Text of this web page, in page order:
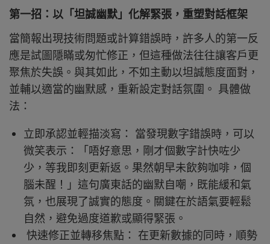
第一招：以「坦誠幽默」化解緊張，重塑對話框架
當簡報出現技術問題或計算錯誤時，許多人的第一反
應是試圖隱瞞或匆忙修正，但這種做法往往讓客戶更
聚焦於失誤。與其如此，不如主動以坦誠態度面對，
並輔以適當的幽默感，重新設定對話氛圍。 具體做
法：
立即承認並輕描淡寫： 當發現數字錯誤時，可以
微笑表示：「唔好意思，剛才個數字計快咗少
少，等我即刻更新返。果然朝早未飲夠咖啡，個
腦未醒！」這句廣東話的幽默自嘲，既能緩和氣
氛，也展現了誠實的態度。關鍵在於語氣要輕鬆
自然，避免過度道歉或顯得緊張。
快速修正並轉移焦點： 在更新數據的同時，順勢